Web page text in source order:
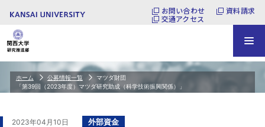
お問い合わせ
資料請求
交通アクセス
ホーム 公募情報一覧
マツダ財団
「第39回（2023年度）マツダ研究助成（科学技術振興関係）」
2023年04月10日 外部資金